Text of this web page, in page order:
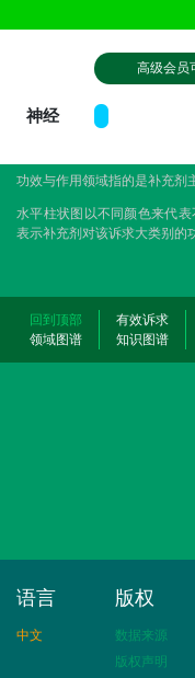
高级会员
神经
功效与作用领域指的是补充剂
水平柱状图以不同颜色来代
表示补充剂对该诉求大类别的
回到顶部 有效诉求
领域图谱
知识图谱
语言
中文
版权
数据来源
版权声明